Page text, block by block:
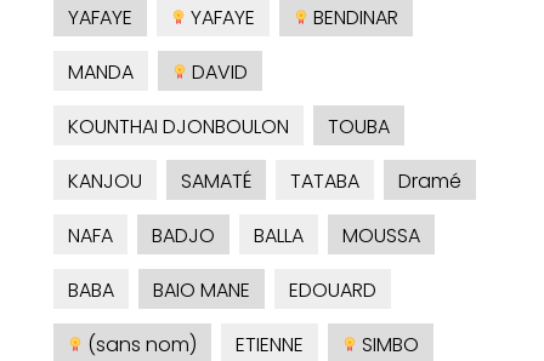
YAFAYE
YAFAYE
BENDINAR
MANDA
DAVID
KOUNTHAI DJONBOULON
TOUBA
KANJOU
SAMATÉ TATABA
Dramé
NAFA
BADJO BALLA
MOUSSA
BABA
BAIO MANE
EDOUARD
(sans nom)
ETIENNE
SIMBO